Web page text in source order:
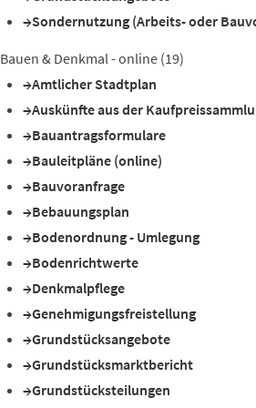
Sondernutzung (Arbeits- oder
Bauen & Denkmal - online (19)
Amtlicher Stadtplan
Auskünfte aus der
Bauantragsformulare
Bauleitpläne (online)
Bauvoranfrage
Bebauungsplan
Bodenordnung - Umlegung
Bodenrichtwerte
Denkmalpflege
Genehmigungsfreistellung
Grundstücksangebote
Grundstücksmarktbericht
Grundstücksteilungen